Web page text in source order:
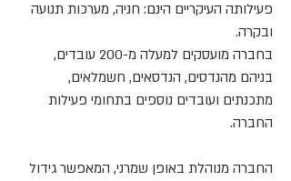
פעילותה העיקריים הינם: חניה, מערכות תנועה
ובקרה.
בחברה מועסקים למעלה מ-200 עובדים,
בניהם מהנדסים, הנדסאים, חשמלאים,
מתכנתים ועובדים נוספים בתחומי פעילות
החברה.
החברה מנוהלת באופן שמרני, המאפשר גידול